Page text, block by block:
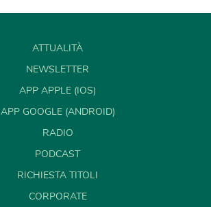
ATTUALITÀ
NEWSLETTER
APP APPLE (IOS)
APP GOOGLE (ANDROID)
RADIO
PODCAST
RICHIESTA TITOLI
CORPORATE